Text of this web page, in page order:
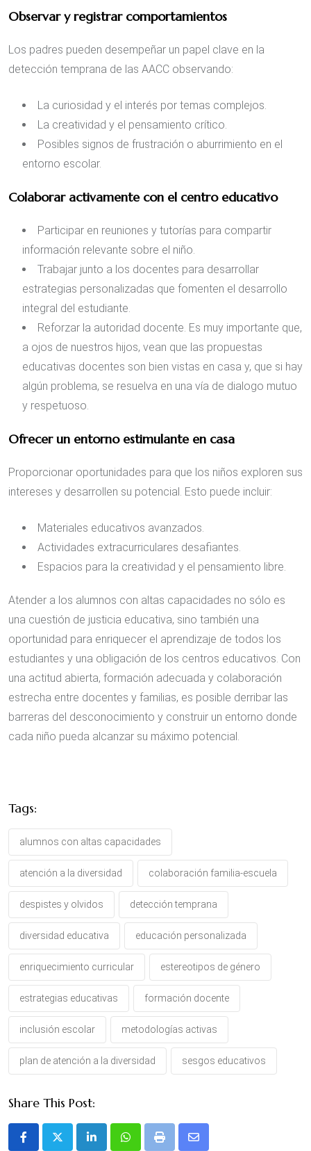
Observar y registrar comportamientos
Los padres pueden desempeñar un papel clave en la
detección temprana de las AACC observando:
La curiosidad y el interés por temas complejos.
La creatividad y el pensamiento crítico.
Posibles signos de frustración o aburrimiento en el
entorno escolar.
Colaborar activamente con el centro educativo
Participar en reuniones y tutorías para compartir
información relevante sobre el niño.
Trabajar junto a los docentes para desarrollar
estrategias personalizadas que fomenten el desarrollo
integral del estudiante.
Reforzar la autoridad docente. Es muy importante que,
a ojos de nuestros hijos, vean que las propuestas
educativas docentes son bien vistas en casa y, que si hay
algún problema, se resuelva en una vía de dialogo mutuo
y respetuoso.
Ofrecer un entorno estimulante en casa
Proporcionar oportunidades para que los niños exploren sus
intereses y desarrollen su potencial. Esto puede incluir:
Materiales educativos avanzados.
Actividades extracurriculares desafiantes.
Espacios para la creatividad y el pensamiento libre.
Atender a los alumnos con altas capacidades no sólo es
una cuestión de justicia educativa, sino también una
oportunidad para enriquecer el aprendizaje de todos los
estudiantes y una obligación de los centros educativos. Con
una actitud abierta, formación adecuada y colaboración
estrecha entre docentes y familias, es posible derribar las
barreras del desconocimiento y construir un entorno donde
cada niño pueda alcanzar su máximo potencial.
Tags:
alumnos con altas capacidades
atención a la diversidad colaboración familia-escuela
despistes y olvidos detección temprana
diversidad educativa educación personalizada
enriquecimiento curricular estereotipos de género
estrategias educativas formación docente
inclusión escolar metodologías activas
plan de atención a la diversidad sesgos educativos
Share This Post:
LinkedInWhatsappPrint
Share